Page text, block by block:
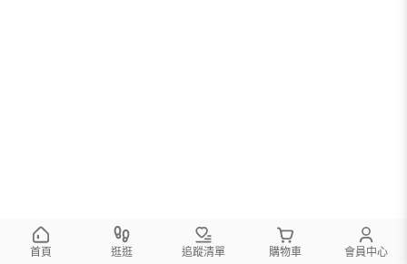
首頁 逛逛 追蹤清單 購物車 會員中心